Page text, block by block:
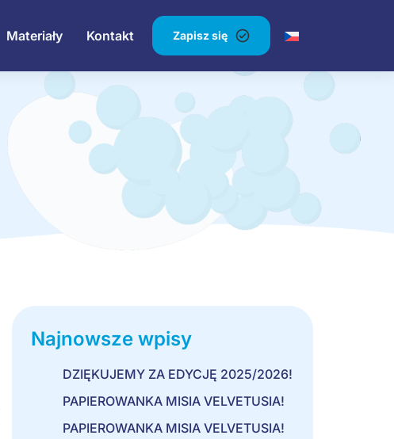
Materiały Kontakt Zapisz się
Najnowsze wpisy
DZIĘKUJEMY ZA EDYCJĘ 2025/2026!
PAPIEROWANKA MISIA VELVETUSIA!
PAPIEROWANKA MISIA VELVETUSIA!